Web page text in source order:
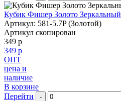
Кубик Фишер Золото Зеркальный
Артикул: 581-5.7P (Золотой)
Артикул скопирован
349 р
349 р
ОПТ
цена и
наличие
В корзине
Перейти
-